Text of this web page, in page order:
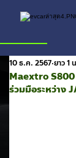
Maextro
ร่วมมือระหว่าง
10 ธ.ค. 2567 ยาว 1